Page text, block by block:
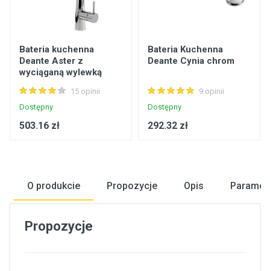
Bateria kuchenna
Deante Aster z
wyciąganą wylewką
15 opinii
Dostępny
503.16 zł
Bateria Kuchenna
Deante Cynia chrom
9 opinii
Dostępny
292.32 zł
O produkcie Propozycje Opis
Propozycje